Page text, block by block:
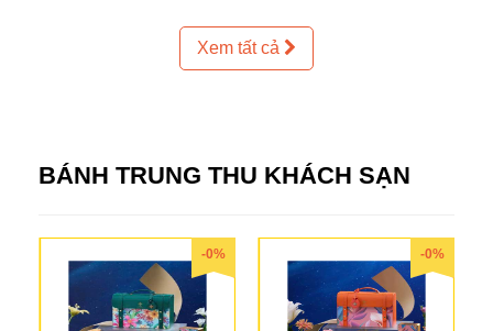
Xem tất cả
BÁNH TRUNG THU KHÁCH SẠN
-0% -0%